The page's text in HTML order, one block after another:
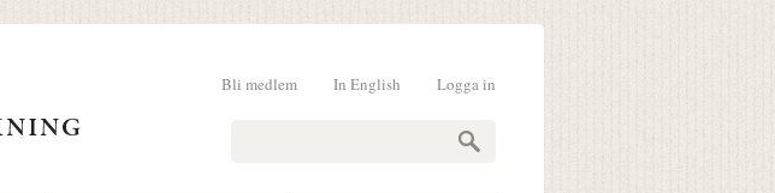
Logga in
In English
Bli medlem